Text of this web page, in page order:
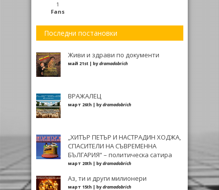
1
Fans
Последни постановки
Живи и здрави по документи
май 21st | bydramadobrich
ВРАЖАЛЕЦ
март 26th | bydramadobrich
„ХИТЪР ПЕТЪР И НАСТРАДИН ХОДЖА,
СПАСИТЕЛИ НА СЪВРЕМЕННА
БЪЛГАРИЯ“ – политическа сатира
март 20th | bydramadobrich
Аз, ти и други милионери
март 15th | bydramadobrich